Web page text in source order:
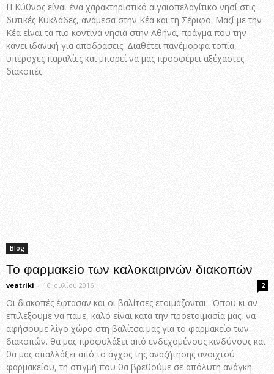
Η Κύθνος είναι ένα χαρακτηριστικό αιγαιοπελαγίτικο νησί στις
δυτικές Κυκλάδες, ανάμεσα στην Κέα και τη Σέριφο. Μαζί με την
Κέα είναι τα πιο κοντινά νησιά στην Αθήνα, πράγμα που την
κάνει ιδανική για αποδράσεις. Διαθέτει πανέμορφα τοπία,
υπέροχες παραλίες και μπορεί να μας προσφέρει αξέχαστες
διακοπές.
Blog
Το φαρμακείο των καλοκαιρινών διακοπών
veatriki - 16 Ιουλίου 2016 2
Οι διακοπές έφτασαν και οι βαλίτσες ετοιμάζονται.. Όπου κι αν
επιλέξουμε να πάμε, καλό είναι κατά την προετοιμασία μας, να
αφήσουμε λίγο χώρο στη βαλίτσα μας για το φαρμακείο των
διακοπών. θα μας προφυλάξει από ενδεχομένους κινδύνους και
θα μας απαλλάξει από το άγχος της αναζήτησης ανοιχτού
φαρμακείου, τη στιγμή που θα βρεθούμε σε απόλυτη ανάγκη.